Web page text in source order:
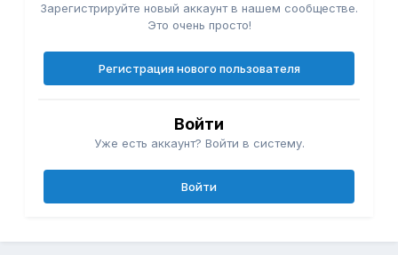
Зарегистрируйте новый аккаунт в нашем сообществе.
Это очень просто!
Регистрация нового пользователя
Войти
Уже есть аккаунт? Войти в систему.
Войти